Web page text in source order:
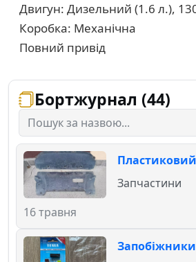
Двигун: Дизельний (1.6 л.),
Коробка: Механічна
Повний привід
Бортжурнал (44)
16 травня
Запчастини